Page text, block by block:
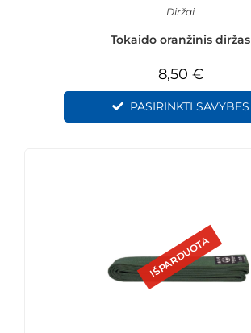
Diržai
Tokaido oranžinis diržas
8,50 €
PASIRINKTI SAVYBES
IŠPARDUOTA